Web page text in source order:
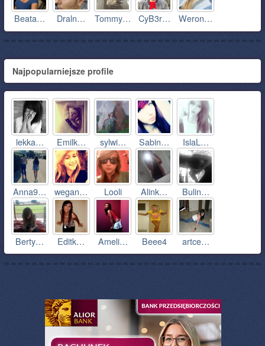
Beata… Draln… Tommy… CyB3r… Weron…
Najpopularniejsze profile
lekka… Emilk… sylwi… Sabin… IslaL…
Anna9… wegan… Looli Alink… Bulin…
Berty… Editk… Ameli… Beee4 artce…